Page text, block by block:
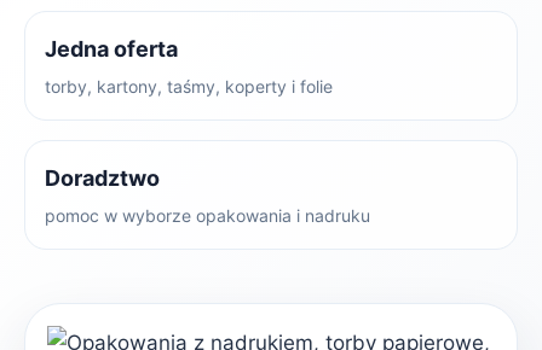
Jedna oferta
torby, kartony, taśmy, koperty i folie
Doradztwo
pomoc w wyborze opakowania i nadruku